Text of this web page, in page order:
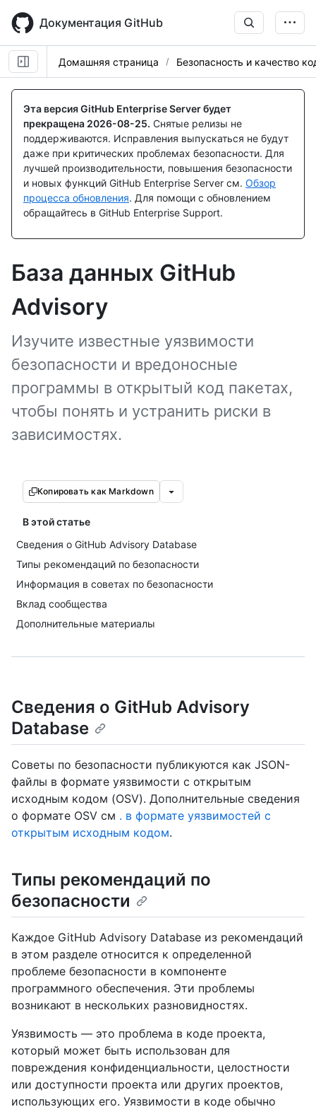
main
content
Документация GitHub
Домашняя страница Безопасность и качество
Эта версия GitHub Enterprise Server будет
прекращена 2026-08-25. Снятые релизы не
поддерживаются. Исправления выпускаться не будут
даже при критических проблемах безопасности. Для
лучшей производительности, повышения безопасности
и новых функций GitHub Enterprise Server см. Обзор
процесса обновления. Для помощи с обновлением
обращайтесь в GitHub Enterprise Support.
База данных GitHub
Advisory
Изучите известные уязвимости
безопасности и вредоносные
программы в открытый код пакетах,
чтобы понять и устранить риски в
зависимостях.
Копировать как Markdown
В этой статье
Сведения о GitHub Advisory Database
Типы рекомендаций по безопасности
Информация в советах по безопасности
Вклад сообщества
Дополнительные материалы
Сведения о GitHub Advisory
Database
Советы по безопасности публикуются как JSON-
файлы в формате уязвимости с открытым
исходным кодом (OSV). Дополнительные сведения
о формате OSV см . в формате уязвимостей с
открытым исходным кодом.
Типы рекомендаций по
безопасности
Каждое GitHub Advisory Database из рекомендаций
в этом разделе относится к определенной
проблеме безопасности в компоненте
программного обеспечения. Эти проблемы
возникают в нескольких разновидностях.
Уязвимость — это проблема в коде проекта,
который может быть использован для
повреждения конфиденциальности, целостности
или доступности проекта или других проектов,
использующих его. Уязвимости в коде обычно